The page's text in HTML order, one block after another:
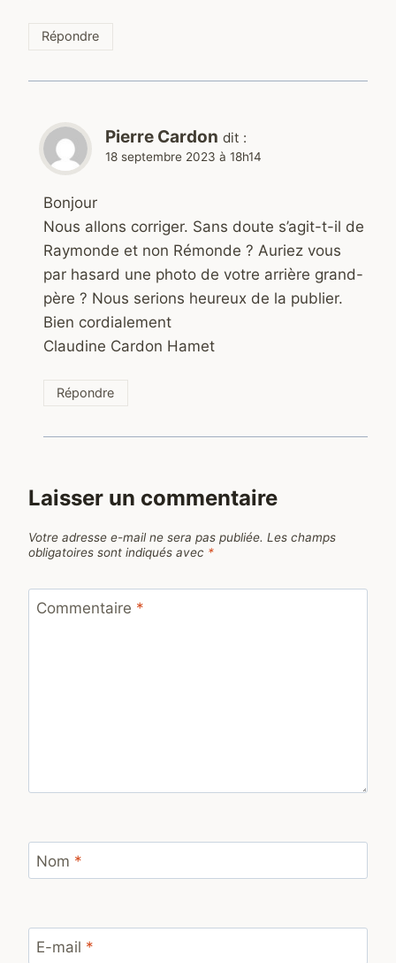
Répondre
Pierre Cardon dit :
18 septembre 2023 à 18h14
Bonjour
Nous allons corriger. Sans doute s’agit-t-il de
Raymonde et non Rémonde ? Auriez vous
par hasard une photo de votre arrière grand-
père ? Nous serions heureux de la publier.
Bien cordialement
Claudine Cardon Hamet
Répondre
Laisser un commentaire
Votre adresse e-mail ne sera pas publiée. Les champs
obligatoires sont indiqués avec *
Commentaire *
Nom *
E-mail *